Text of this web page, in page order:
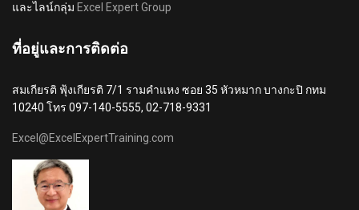
และไลน์กลุ่ม Excel Expert Group
ที่อยู่และการติดต่อ
สมเกียรติ ฟุ้งเกียรติ 7/1 รามคำแหง ซอย 35 หัวหมาก บางกะปิ กทม
10240 โทร 097-140-5555, 02-718-9331
Excel@ExcelExpertTraining.com